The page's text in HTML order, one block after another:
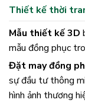
Thiết kế thời
Mẫu thiết kế 3D
mẫu đồng phục
Đặt may đồng
sự đầu tư thông
hình ảnh thương